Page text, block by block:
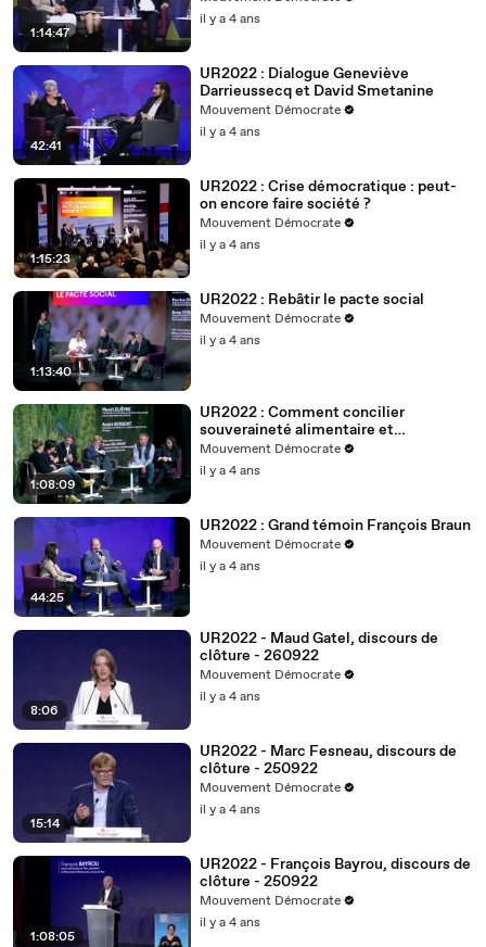
1:14:47
il y a 4 ans
42:41
UR2022 : Dialogue Geneviève
Darrieussecq et David Smetanine
Mouvement Démocrate
il y a 4 ans
1:15:23
UR2022 : Crise démocratique : peut-
on encore faire société ?
Mouvement Démocrate
il y a 4 ans
1:13:40
UR2022 : Rebâtir le pacte social
Mouvement Démocrate
il y a 4 ans
1:08:09
UR2022 : Comment concilier
souveraineté alimentaire et
changement climatique ?
Mouvement Démocrate
il y a 4 ans
44:25
UR2022 : Grand témoin François Braun
Mouvement Démocrate
il y a 4 ans
8:06
UR2022 - Maud Gatel, discours de
clôture - 260922
Mouvement Démocrate
il y a 4 ans
15:14
UR2022 - Marc Fesneau, discours de
clôture - 250922
Mouvement Démocrate
il y a 4 ans
1:08:05
UR2022 - François Bayrou, discours de
clôture - 250922
Mouvement Démocrate
il y a 4 ans